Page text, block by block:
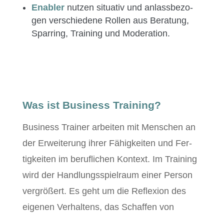
Enabler nutzen sit­u­a­tiv und anlass­be­zo­
gen ver­schiedene Rollen aus Beratung,
Spar­ring, Train­ing und Moderation.
Was ist Business Training?
Busi­ness Train­er arbeit­en mit Men­schen an
der Erweiterung ihrer Fähigkeit­en und Fer­
tigkeit­en im beru­flichen Kon­text. Im Train­ing
wird der Hand­lungsspiel­raum ein­er Per­son
ver­größert. Es geht um die Reflex­ion des
eige­nen Ver­hal­tens, das Schaf­fen von